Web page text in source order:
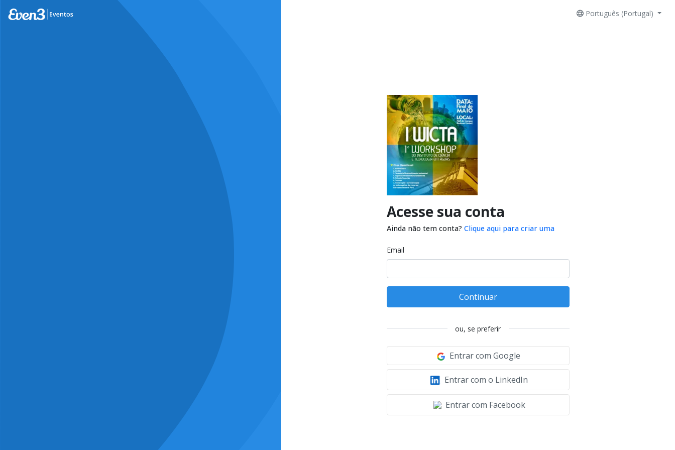
Português (Portugal)
Acesse sua conta
Ainda não tem conta? Clique aqui para criar uma
Email
Continuar
ou, se preferir
Entrar com Google
Entrar com o LinkedIn
Entrar com Facebook